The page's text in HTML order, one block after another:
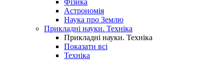
Фізика
Астрономія
Наука про Землю
Прикладні науки. Техніка
Прикладні науки. Техніка
Показати всі
Техніка